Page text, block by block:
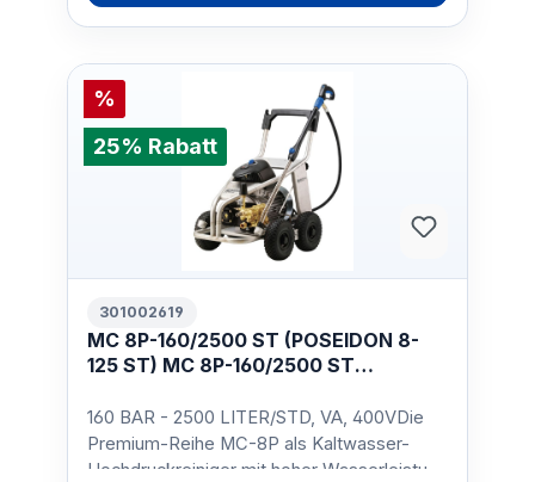
%
25% Rabatt
301002619
MC 8P-160/2500 ST (POSEIDON 8-
125 ST) MC 8P-160/2500 ST
160 BAR - 2500 LITER/STD, VA, 400VDie
Premium-Reihe MC-8P als Kaltwasser-
Hochdruckreiniger mit hoher Wasserleistung